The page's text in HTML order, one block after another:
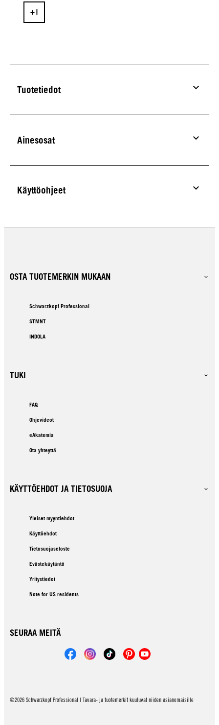
Tuotetiedot
Ainesosat
Käyttöohjeet
OSTA TUOTEMERKIN MUKAAN
Schwarzkopf Professional
STMNT
INDOLA
TUKI
FAQ
Ohjevideot
eAkatemia
Ota yhteyttä
KÄYTTÖEHDOT JA TIETOSUOJA
Yleiset myyntiehdot
Käyttöehdot
Tietosuojaseloste
Evästekäytäntö
Yritystiedot
Note for US residents
SEURAA MEITÄ
©2026 Schwarzkopf Professional | Tavara- ja tuotemerkit kuuluvat niiden asianomaisille